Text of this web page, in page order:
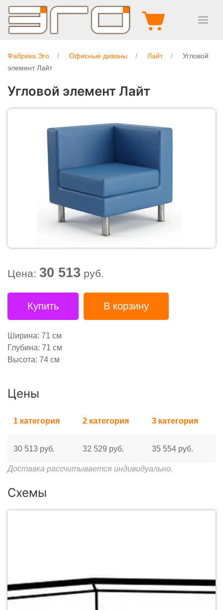
Фабрика Эго Офисные диваны Лайт
Угловой
элемент Лайт
Угловой элемент Лайт
Цена: 30 513 руб.
Купить В корзину
Ширина: 71 см
Глубина: 71 см
Высота: 74 см
Цены
1 категория 2 категория 3 категория
30 513 руб. 32 529 руб. 35 554 руб.
Доставка рассчитывается индивидуально.
Схемы